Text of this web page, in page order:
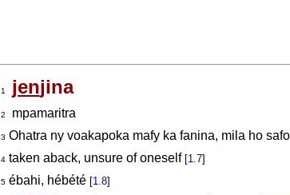
1 jenjina
2
mpamaritra
3 Ohatra ny voakapoka mafy ka fanina, mila ho
4taken aback, unsure of oneself [1.7]
5ébahi, hébété [1.8]